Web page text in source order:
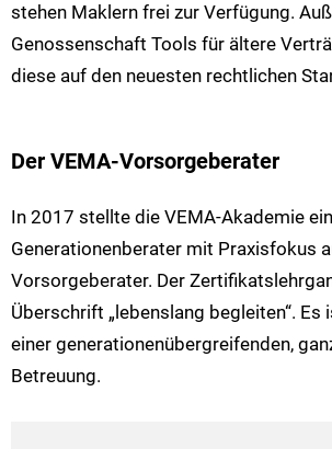
stehen Maklern frei zur Verfügung.
Genossenschaft Tools für ältere
diese auf den neuesten rechtlichen
Der VEMA-Vorsorgeberater
In 2017 stellte die VEMA-Akademie
Generationenberater mit Praxisfokus
Vorsorgeberater. Der
Überschrift „lebenslang begleiten“. Es
einer generationenübergreifenden,
Betreuung.